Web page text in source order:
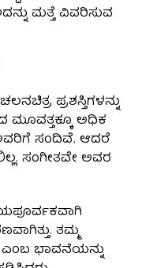
ಮತ್ತೆ ವಿವರಿಸುವ
ಪ್ರಶಸ್ತಿಗಳನ್ನು
ಮೂವತ್ತಕ್ಕೂ ಅಧಿಕ
ಅವರಿಗೆ ಸಂದಿವೆ. ಆದರೆ
ಸಂಗೀತವೇ ಅವರ
ತಮ್ಮ
ಭಾವನೆಯನ್ನು